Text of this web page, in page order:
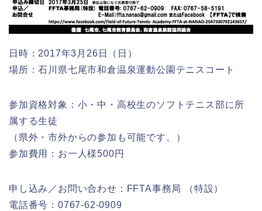
日時：2017年3月26日（日）
場所：石川県七尾市和倉温泉運動公園テニスコート
参加資格対象：小・中・高校生のソフトテニス部に所
属する生徒
（県外・市外からの参加も可能です。）
参加費用：お一人様500円
申し込み／お問い合わせ：FFTA事務局 （特設）
電話番号：0767-62-0909